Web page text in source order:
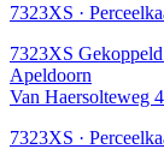
7323XS ·
7323XS Gekoppeld
Apeldoorn
Van Haersolteweg
7323XS ·